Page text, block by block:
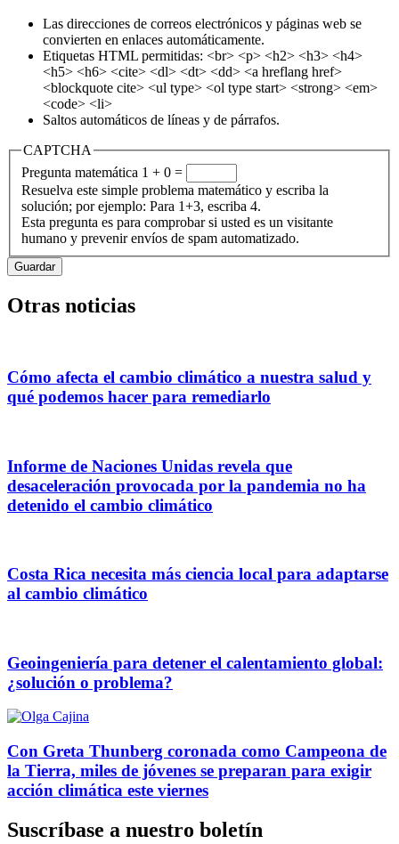
Las direcciones de correos electrónicos y páginas web se
convierten en enlaces automáticamente.
Etiquetas HTML permitidas: <br> <p> <h2> <h3> <h4>
<h5> <h6> <cite> <dl> <dt> <dd> <a hreflang href>
<blockquote cite> <ul type> <ol type start> <strong> <em>
<code> <li>
Saltos automáticos de líneas y de párrafos.
CAPTCHA
Pregunta matemática 1 + 0 =
Resuelva este simple problema matemático y escriba la
solución; por ejemplo: Para 1+3, escriba 4.
Esta pregunta es para comprobar si usted es un visitante
humano y prevenir envíos de spam automatizado.
Otras noticias
Cómo afecta el cambio climático a nuestra salud y
qué podemos hacer para remediarlo
Informe de Naciones Unidas revela que
desaceleración provocada por la pandemia no ha
detenido el cambio climático
Costa Rica necesita más ciencia local para adaptarse
al cambio climático
Geoingeniería para detener el calentamiento global:
¿solución o problema?
Con Greta Thunberg coronada como Campeona de
la Tierra, miles de jóvenes se preparan para exigir
acción climática este viernes
Suscríbase a nuestro boletín